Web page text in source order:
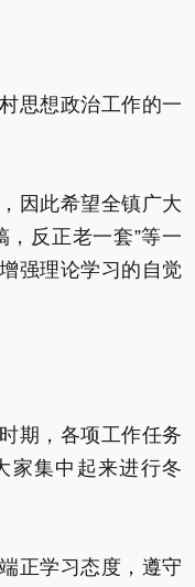
想政治工作的一
此希望全镇广大
，反正老一套”等一
强理论学习的自觉
，各项工作任务
家集中起来进行冬
学习态度，遵守